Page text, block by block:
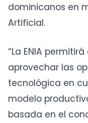
dominicanos en
Artificial.
“La ENIA
aprovechar las
tecnológica en
modelo
basada en el